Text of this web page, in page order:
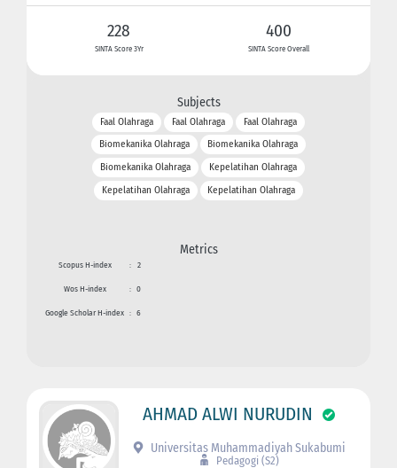
228
SINTA Score 3Yr
400
SINTA Score Overall
Subjects
Faal Olahraga Faal Olahraga
Faal Olahraga
Biomekanika Olahraga
Biomekanika Olahraga
Biomekanika Olahraga
Kepelatihan Olahraga
Kepelatihan Olahraga
Kepelatihan Olahraga
Metrics
Scopus H-index : 2
Wos H-index : 0
Google Scholar H-index : 6
AHMAD ALWI NURUDIN
Universitas Muhammadiyah Sukabumi
Pedagogi (S2)